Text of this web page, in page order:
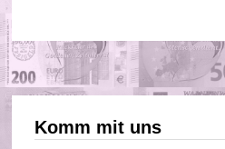
Komm mit uns